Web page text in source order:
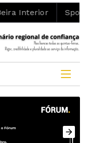
Sporting da